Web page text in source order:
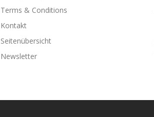
Terms & Conditions
Kontakt
Seitenübersicht
Newsletter